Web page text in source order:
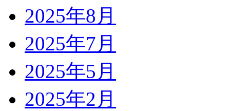
2025年8月
2025年7月
2025年5月
2025年2月